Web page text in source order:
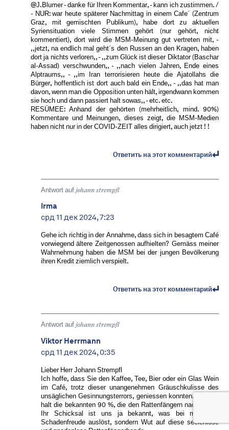
@J.Blumer - danke für Ihren Kommentar, - kann ich zustimmen. /
- NUR: war heute späterer Nachmittag in einem Cafe´ (Zentrum
Graz, mit gemischten Publikum), habe dort zu aktuellen
Syriensituation viele Stimmen gehört (nur gehört, nicht
kommentiert), dort wird die MSM-Meinung gut vertreten mit, -
,,jetzt, na endlich mal geht´s den Russen an den Kragen, haben
dort ja nichts verloren,, - ,,zum Glück ist dieser Diktator (Baschar
al-Assad) verschwunden,, - ,,nach vielen Jahren, Ende eines
Alptraums,, - ,,im Iran terrorisieren heute die Ajatollahs die
Bürger, hoffentlich ist dort auch bald ein Ende,, - ,,das hat man
davon, wenn man die Opposition unten hält, irgendwann kommen
sie hoch und dann passiert halt sowas,, - etc. etc.
RESÜMEE: Anhand der gehörten (mehrheitlich, mind. 90%)
Kommentare und Meinungen, dieses zeigt, die MSM-Medien
haben nicht nur in der COVID-ZEIT alles dirigiert, auch jetzt ! !
Ответить на этот комментарий
Antwort auf johann strempfl
Irma
срд 11 дек 2024, 7:23
Gehe ich richtig in der Annahme, dass sich in besagtem Café
vorwiegend ältere Zeitgenossen aufhielten? Gemäss meiner
Wahrnehmung haben die MSM bei der jungen Bevölkerung
ihren Kredit ziemlich verspielt.
Ответить на этот комментарий
Antwort auf johann strempfl
Viktor Herrmann
срд 11 дек 2024, 0:35
Lieber Herr Johann Strempfl
Ich hoffe, dass Sie den Kaffee, Tee, Bier oder ein Glas Wein
im Café, trotz dieser unangenehmen Gräuschkulisse des
unsäglichen Gesinnungsterrors, geniessen konnten. Es sind
halt die bekannten 90 %, die den Rattenfängern nachlaufen.
Ihr Schicksal ist uns ja bekannt, was bei mir nicht
Schadenfreude auslöst, sondern Wut auf diese seelenlose